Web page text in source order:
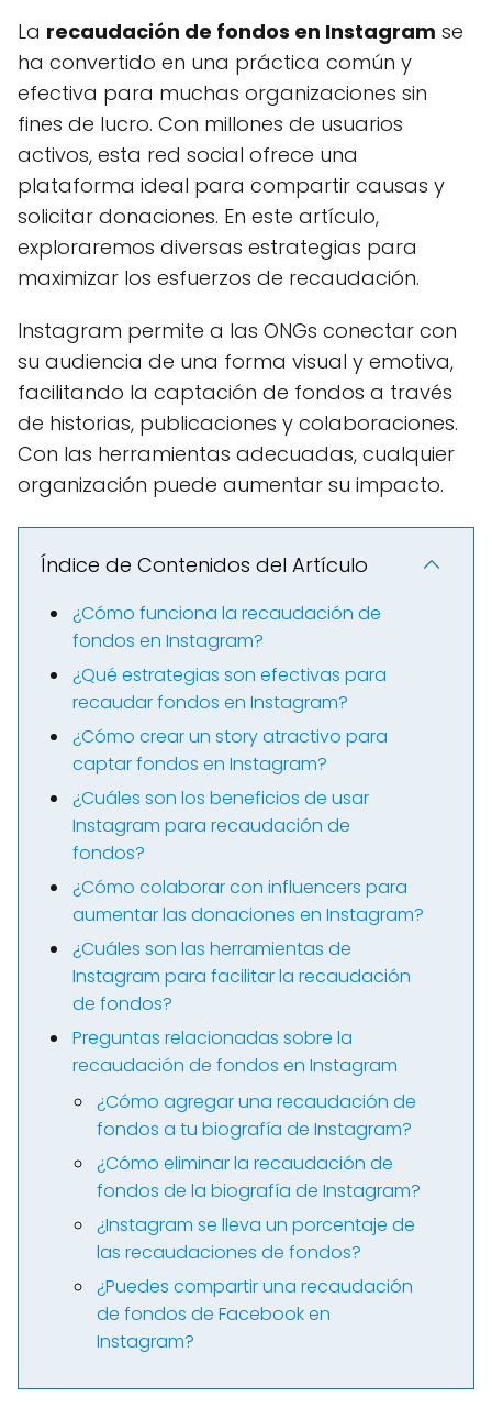
La recaudación de fondos en Instagram se
ha convertido en una práctica común y
efectiva para muchas organizaciones sin
fines de lucro. Con millones de usuarios
activos, esta red social ofrece una
plataforma ideal para compartir causas y
solicitar donaciones. En este artículo,
exploraremos diversas estrategias para
maximizar los esfuerzos de recaudación.
Instagram permite a las ONGs conectar con
su audiencia de una forma visual y emotiva,
facilitando la captación de fondos a través
de historias, publicaciones y colaboraciones.
Con las herramientas adecuadas, cualquier
organización puede aumentar su impacto.
Índice de Contenidos del Artículo
¿Cómo funciona la recaudación de
fondos en Instagram?
¿Qué estrategias son efectivas para
recaudar fondos en Instagram?
¿Cómo crear un story atractivo para
captar fondos en Instagram?
¿Cuáles son los beneficios de usar
Instagram para recaudación de
fondos?
¿Cómo colaborar con influencers para
aumentar las donaciones en Instagram?
¿Cuáles son las herramientas de
Instagram para facilitar la recaudación
de fondos?
Preguntas relacionadas sobre la
recaudación de fondos en Instagram
¿Cómo agregar una recaudación de
fondos a tu biografía de Instagram?
¿Cómo eliminar la recaudación de
fondos de la biografía de Instagram?
¿Instagram se lleva un porcentaje de
las recaudaciones de fondos?
¿Puedes compartir una recaudación
de fondos de Facebook en
Instagram?